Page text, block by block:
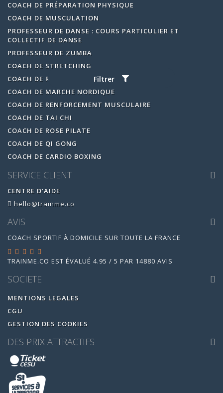
Filtrer
COACH DE PRÉPARATION PHYSIQUE
COACH DE MUSCULATION
PROFESSEUR DE DANSE : COURS PARTICULIER ET
COLLECTIF DE DANSE
PROFESSEUR DE ZUMBA
COACH DE STRETCHING
COACH DE RELAXATION MÉDITATION
COACH DE MARCHE NORDIQUE
COACH DE RENFORCEMENT MUSCULAIRE
COACH DE TAI CHI
COACH DE ROSE PILATE
COACH DE QI GONG
COACH DE CARDIO BOXING
SERVICE CLIENT
CENTRE D'AIDE
hello@trainme.co
AVIS
COACH SPORTIF À DOMICILE SUR TOUTE LA FRANCE
TRAINME.CO EST ÉVALUÉ 4.95 / 5 PAR 14880 AVIS
SOCIETE
MENTIONS LEGALES
CGU
GESTION DES COOKIES
DES PRIX ATTRACTIFS